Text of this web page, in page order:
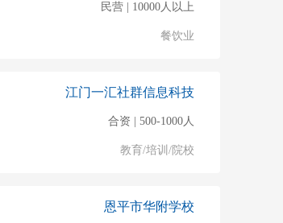
民营 | 10000人以上
餐饮业
江门一汇社群信息科技
合资 | 500-1000人
教育/培训/院校
恩平市华附学校